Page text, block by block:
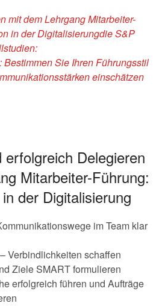
mit dem Lehrgang Mitarbeiter-
in der DigitalisierungdieS&P
Sie Ihren Führungsstil
einschätzen
Delegieren
Mitarbeiter-Führung:
der Digitalisierung
im Team klar
Verbindlichkeiten schaffen
Ziele SMART formulieren
erfolgreich führen und Aufträge